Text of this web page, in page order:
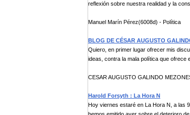
reflexión sobre nuestra realidad y la
Manuel Marín Pérez(6008d) - Política
BLOG DE CÉSAR AUGUSTO
Quiero, en primer lugar ofrecer mis
ideas, contra la mala política que ofrece
CESAR AUGUSTO GALINDO
Harold Forsyth : La Hora N
Hoy viernes estaré en La Hora N, a las